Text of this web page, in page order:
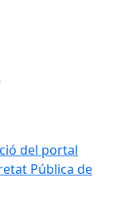
del portal
Pública de